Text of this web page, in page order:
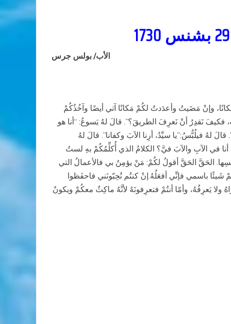
الأب/ بولس جرس
وإنْ مَضَيتُ وأعدَدتُ لكُمْ مَكانًا آتي أيضًا وآخُذُكُمْ
فكيفَ نَقدِرُ أنْ نَعرِفَ الطريقَ؟”. قالَ لهُ يَسوعُ: “أنا هو
لهُ فيلُبُّسُ:”يا سيِّدُ، أرِنا الآبَ وكفانا”. قالَ لهُ
في الآبِ والآبَ فيَّ؟ الكلامُ الذي أُكلِّمُكُمْ بهِ لستُ
الحَقَّ الحَقَّ أقولُ لكُمْ: مَنْ يؤمِنُ بي فالأعمالُ التي
شَيئًا باسمي فإنِّي أفعَلُهُ.إنْ كنتُم تُحِبّونَني فاحفَظوا
ولا يَعرِفُهُ، وأمّا أنتُمْ فتعرِفونَهُ لأنَّهُ ماكِثٌ معكُمْ ويكونُ